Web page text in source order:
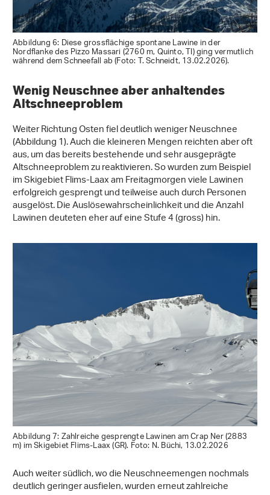
Abbildung 6: Diese grossflächige spontane Lawine in der
Nordflanke des Pizzo Massari (2760 m, Quinto, TI) ging vermutlich
während dem Schneefall ab (Foto: T. Schneidt, 13.02.2026).
Wenig Neuschnee aber anhaltendes
Altschneeproblem
Weiter Richtung Osten fiel deutlich weniger Neuschnee
(Abbildung 1). Auch die kleineren Mengen reichten aber oft
aus, um das bereits bestehende und sehr ausgeprägte
Altschneeproblem zu reaktivieren. So wurden zum Beispiel
im Skigebiet Flims-Laax am Freitagmorgen viele Lawinen
erfolgreich gesprengt und teilweise auch durch Personen
ausgelöst. Die Auslösewahrscheinlichkeit und die Anzahl
Lawinen deuteten eher auf eine Stufe 4 (gross) hin.
Abbildung 7: Zahlreiche gesprengte Lawinen am Crap Ner (2883
m) im Skigebiet Flims-Laax (GR). Foto: N. Büchi, 13.02.2026
Auch weiter südlich, wo die Neuschneemengen nochmals
deutlich geringer ausfielen, wurden erneut zahlreiche